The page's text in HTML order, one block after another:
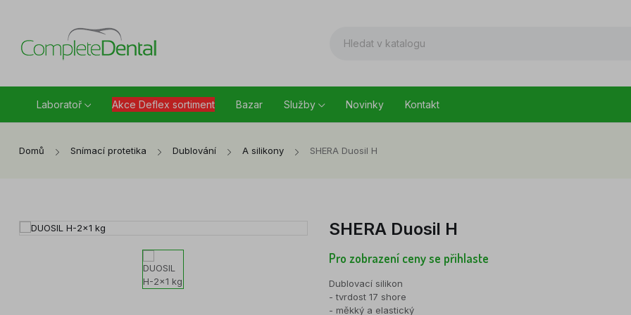
Laboratoř Akce Deflex sortiment Bazar Služby Novinky Kontakt
Domů Snímací protetika Dublování A silikony SHERA Duosil H
SHERA Duosil H
Pro zobrazení ceny se přihlaste
Dublovací silikon
- tvrdost 17 shore
- měkký a elastický